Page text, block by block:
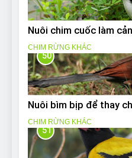
Nuôi chim cuốc làm
CHIM RỪNG KHÁC
50
Nuôi bìm bịp để thay
CHIM RỪNG KHÁC
51